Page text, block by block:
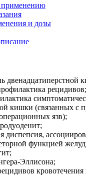
применению
и дозы
двенадцатиперстной
рецидивов;
кишки (связанных
язв);
функцией
Эллисона;
кровотечения